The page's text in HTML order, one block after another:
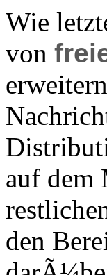
Wie
von
auf dem
den